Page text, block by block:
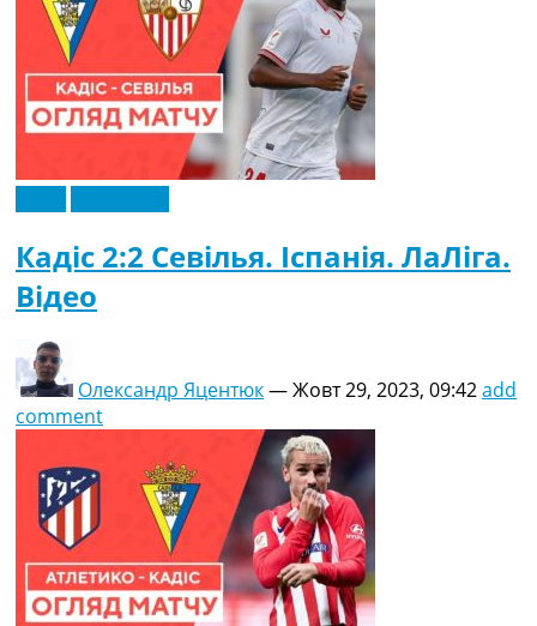
Кадіс 2:2 Севілья. Іспанія. ЛаЛіга.
Відео
Олександр Яцентюк—Жовт 29, 2023, 09:42add
comment